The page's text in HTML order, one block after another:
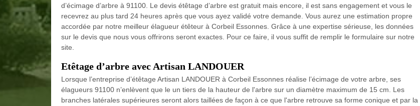
d’écimage d’arbre à 91100. Le devis étêtage d’arbre est gratuit mais encore, il est sans engagement et vous le
recevrez au plus tard 24 heures après que vous ayez validé votre demande. Vous aurez une estimation propre
accordée par notre meilleur élagueur étêteur à Corbeil Essonnes. Grâce à une expertise sérieuse, les données
sur le devis que nous vous offrirons seront exactes. Pour ce faire, il vous suffit de remplir le formulaire sur notre
site.
Etêtage d’arbre avec Artisan LANDOUER
Lorsque l’entreprise d’étêtage Artisan LANDOUER à Corbeil Essonnes réalise l’écimage de votre arbre, ses
élagueurs 91100 n’enlèvent que le un tiers de la hauteur de l'arbre sur un diamètre maximum de 15 cm. Les
branches latérales supérieures seront alors taillées de façon à ce que l'arbre retrouve sa forme conique et par la